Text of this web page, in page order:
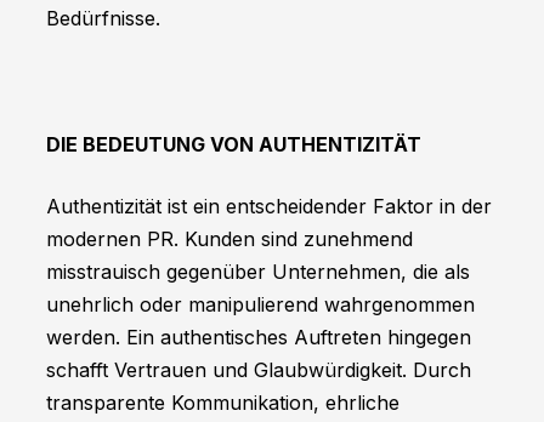
Bedürfnisse.
DIE BEDEUTUNG VON AUTHENTIZITÄT
Authentizität ist ein entscheidender Faktor in der
modernen PR. Kunden sind zunehmend
misstrauisch gegenüber Unternehmen, die als
unehrlich oder manipulierend wahrgenommen
werden. Ein authentisches Auftreten hingegen
schafft Vertrauen und Glaubwürdigkeit. Durch
transparente Kommunikation, ehrliche